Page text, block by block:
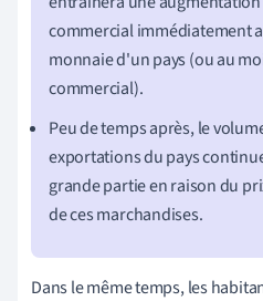
commercial immédiatement
monnaie d'un pays (ou au
commercial).
Peu de temps après, le
exportations du pays
grande partie en raison du
de ces marchandises.
Dans le même temps, les